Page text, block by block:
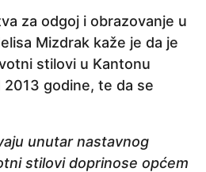
za odgoj i obrazovanje u
Mizdrak kaže je da je
stilovi u Kantonu
godine, te da se
unutar nastavnog
stilovi doprinose općem